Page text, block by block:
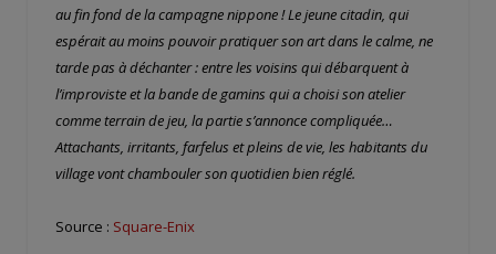
au fin fond de la campagne nippone ! Le jeune citadin, qui
espérait au moins pouvoir pratiquer son art dans le calme, ne
tarde pas à déchanter : entre les voisins qui débarquent à
l’improviste et la bande de gamins qui a choisi son atelier
comme terrain de jeu, la partie s’annonce compliquée…
Attachants, irritants, farfelus et pleins de vie, les habitants du
village vont chambouler son quotidien bien réglé.
Source : Square-Enix